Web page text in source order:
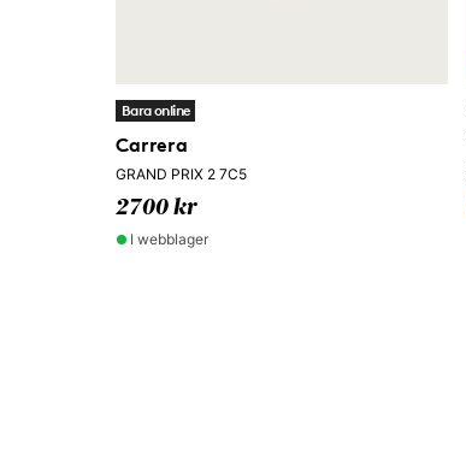
Bara online
Carrera
GRAND PRIX 2 7C5
2700 kr
I webblager